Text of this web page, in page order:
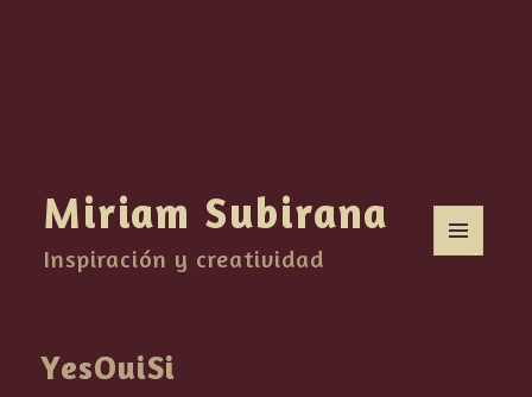
Miriam Subirana
Inspiración y creatividad
YesOuiSi